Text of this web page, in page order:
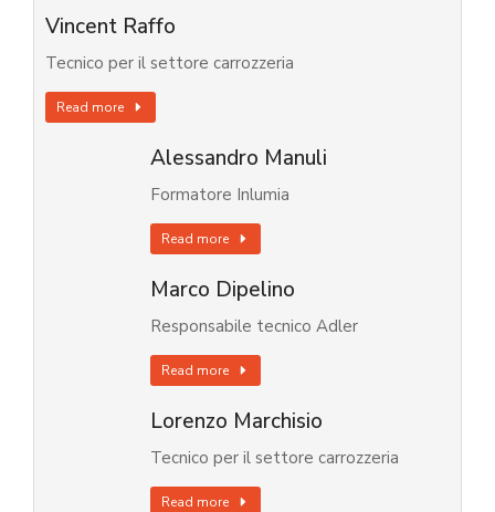
Vincent Raffo
Tecnico per il settore carrozzeria
Read more
Alessandro Manuli
Formatore Inlumia
Read more
Marco Dipelino
Responsabile tecnico Adler
Read more
Lorenzo Marchisio
Tecnico per il settore carrozzeria
Read more